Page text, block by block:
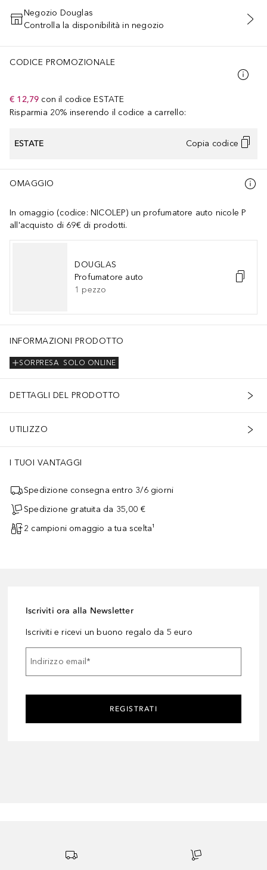
AGGIUNGI AL CARRELLO
Negozio Douglas
Controlla la disponibilità in negozio
CODICE PROMOZIONALE
€ 12,79 con il codice ESTATE
Risparmia 20% inserendo il codice a carrello:
ESTATE Copia codice
OMAGGIO
In omaggio (codice: NICOLEP) un profumatore auto nicole P
all'acquisto di 69€ di prodotti.
DOUGLAS
Profumatore auto
1 pezzo
INFORMAZIONI PRODOTTO
SOLO ONLINE
SORPRESA
DETTAGLI DEL PRODOTTO
UTILIZZO
I TUOI VANTAGGI
Spedizione consegna entro 3/6 giorni
Spedizione gratuita da 35,00 €
2 campioni omaggio a tua scelta¹
Iscriviti ora alla Newsletter
Iscriviti e ricevi un buono regalo da 5 euro
Indirizzo email*
REGISTRATI